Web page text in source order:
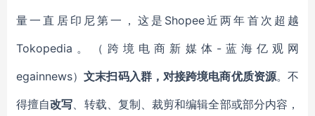
量一直居印尼第一，这是Shopee近两年首次超越
Tokopedia。（跨境电商新媒体-蓝海亿观网
egainnews）文末扫码入群，对接跨境电商优质资源。不
得擅自改写、转载、复制、裁剪和编辑全部或部分内容，